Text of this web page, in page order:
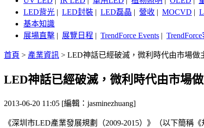
LED背光 | LED封裝 | LED磊晶 | 營收 | MOCVD |
基本知識
展場直擊 | 展覽日程 | TrendForce Events |
首頁 > 產業資訊 > LED神話已經破滅，微利時代由市場做
LED神話已經破滅，微利時代由市場
2013-06-20 11:05 [編輯：jasminezhuang]
《深圳市LED產業發展規劃（2009-2015）》（以下簡